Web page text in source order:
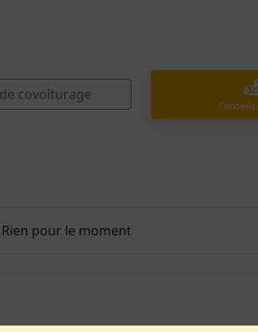
covoiturage
Rien pour le moment